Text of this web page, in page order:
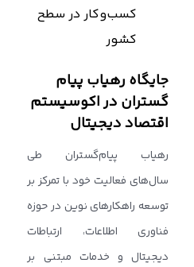
کسب‌وکار در سطح
کشور
جایگاه رهیاب پیام‌
گستران در اکوسیستم
اقتصاد دیجیتال
رهیاب پیام‌گستران طی
سال‌های فعالیت خود با تمرکز بر
توسعه راهکارهای نوین در حوزه
فناوری اطلاعات، ارتباطات
دیجیتال و خدمات مبتنی بر